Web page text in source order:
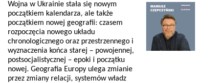
Wojna w Ukrainie stała się nowym
początkiem kalendarza, ale także
początkiem nowej geografii: czasem
rozpoczęcia nowego układu
chronologicznego oraz przestrzennego i
wyznaczenia końca starej – powojennej,
postsocjalistycznej – epoki i początku
nowej. Geografia Europy ulega zmianie
przez zmiany relacji, systemów władz